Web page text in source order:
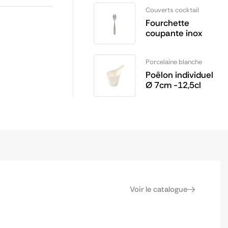
Couverts cocktail
Fourchette
coupante inox
Porcelaine blanche
Poêlon individuel
Ø 7cm -12,5cl
Voir le catalogue